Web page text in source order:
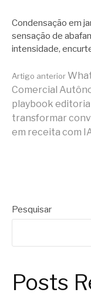
Condensação em
sensação de
intensidade,
Artigo anterior
Comercial
playbook
transformar
em receita com
Pesquisar
Posts